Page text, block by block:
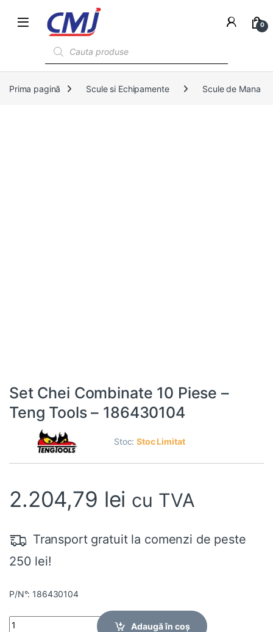
0
Prima pagină Scule si Echipamente Scule de Mana
Set Chei Combinate 10 Piese –
Teng Tools – 186430104
Stoc:Stoc Limitat
2.204,79 lei cu TVA
Transport gratuit la comenzi de peste
250 lei!
P/N°: 186430104
Quantity
Adaugă în coș